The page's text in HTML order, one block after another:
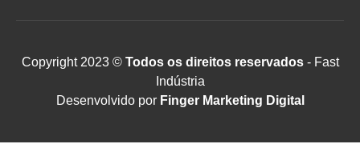
Copyright 2023 ©Todos os direitos reservados- Fast
Indústria
Desenvolvido por Finger Marketing Digital